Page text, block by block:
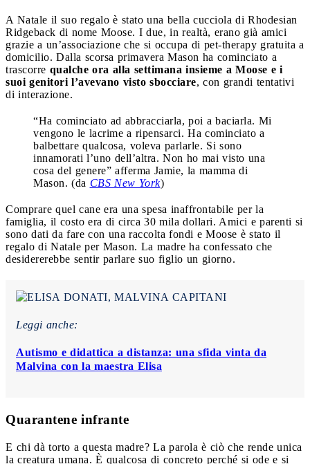
A Natale il suo regalo è stato una bella cucciola di Rhodesian
Ridgeback di nome Moose. I due, in realtà, erano già amici
grazie a un’associazione che si occupa di pet-therapy gratuita a
domicilio. Dalla scorsa primavera Mason ha cominciato a
trascorre qualche ora alla settimana insieme a Moose e i
suoi genitori l’avevano visto sbocciare, con grandi tentativi
di interazione.
“Ha cominciato ad abbracciarla, poi a baciarla. Mi
vengono le lacrime a ripensarci. Ha cominciato a
balbettare qualcosa, voleva parlarle. Si sono
innamorati l’uno dell’altra. Non ho mai visto una
cosa del genere” afferma Jamie, la mamma di
Mason. (da CBS New York)
Comprare quel cane era una spesa inaffrontabile per la
famiglia, il costo era di circa 30 mila dollari. Amici e parenti si
sono dati da fare con una raccolta fondi e Moose è stato il
regalo di Natale per Mason. La madre ha confessato che
desidererebbe sentir parlare suo figlio un giorno.
Leggi anche:
Autismo e didattica a distanza: una sfida vinta da
Malvina con la maestra Elisa
Quarantene infrante
E chi dà torto a questa madre? La parola è ciò che rende unica
la creatura umana. È qualcosa di concreto perché si ode e si